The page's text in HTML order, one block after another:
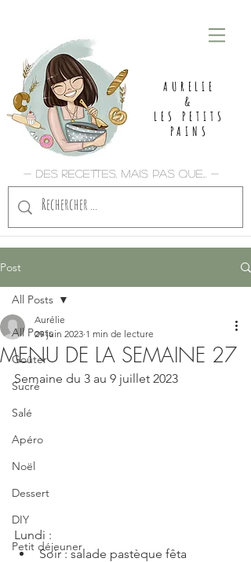
AURELIE
&
LES PETITS
PAINS
- Des recettes, mais pas que... -
Post
All Posts
Goûter
Sucré
Salé
Apéro
Noël
Dessert
DIY
Petit déjeuner
All Posts
MENU DE LA SEMAINE 27
Aurélie
29 juin 2023 1 min de lecture
Semaine du 3 au 9 juillet 2023
Lundi :
Soir : salade pastèque fêta